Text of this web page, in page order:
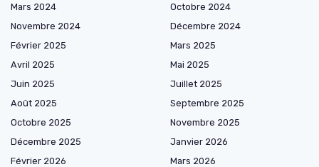
Mars 2024
Octobre 2024
Novembre 2024
Décembre 2024
Février 2025
Mars 2025
Avril 2025
Mai 2025
Juin 2025
Juillet 2025
Août 2025
Septembre 2025
Octobre 2025
Novembre 2025
Décembre 2025
Janvier 2026
Février 2026
Mars 2026